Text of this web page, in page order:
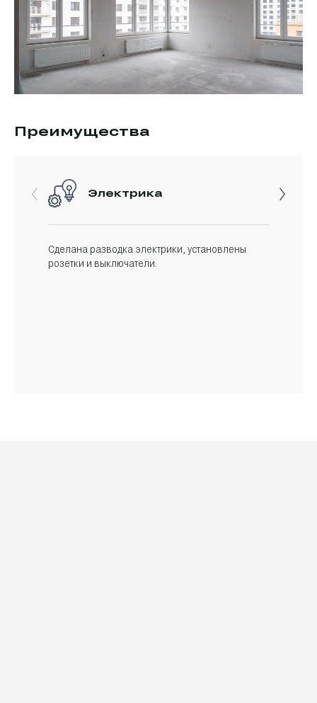
Преимущества
Электрика
Сделана разводка электрики, установлены
розетки и выключатели.